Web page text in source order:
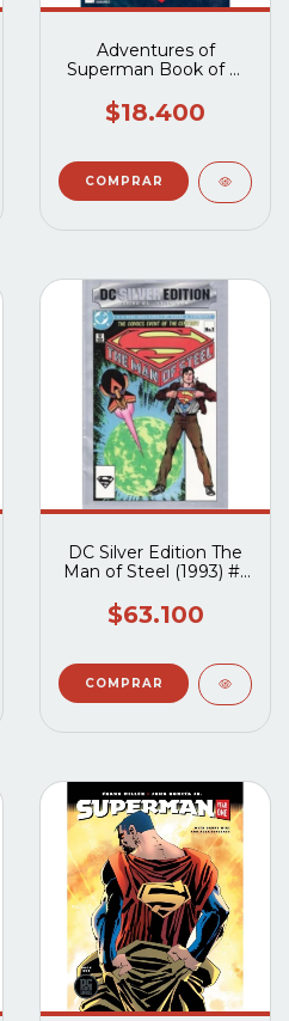
Adventures of
Superman Book of El
$18.400
DC Silver Edition The
Man of Steel (1993) #1
$63.100